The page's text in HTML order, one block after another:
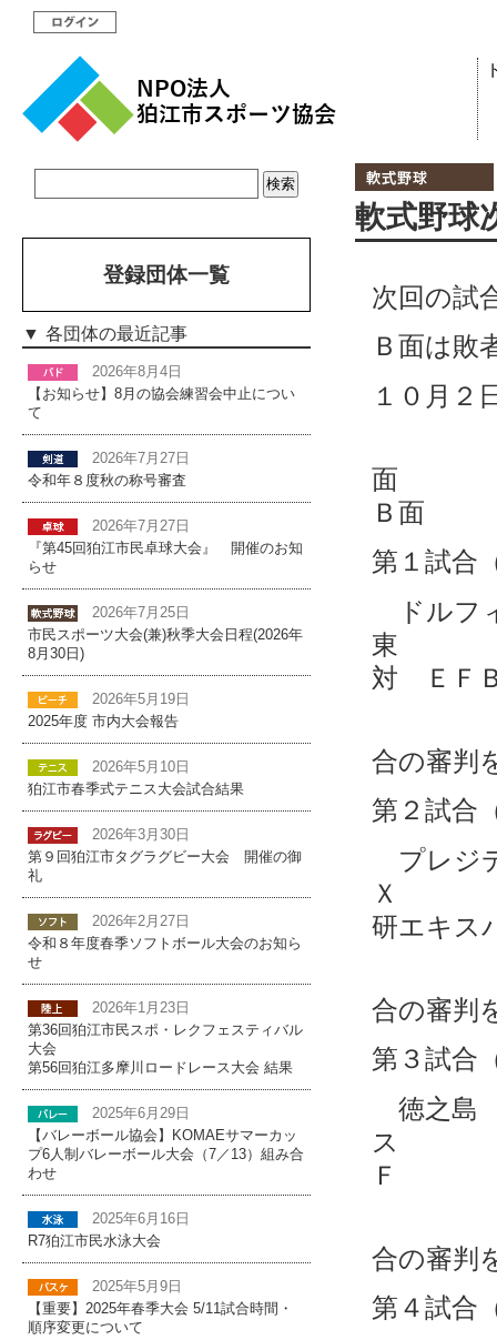
軟式野球
次回の試
Ｂ面は敗
１０月２
Ｂ面
第１試合
ド
対 ＥＦ
合の審判
第２試合
プレ
Ｘ
研エキス
合の審判
第３試合
徳
Ｆ
合の審判
第４試合
登録団体一覧
各団体の最近記事
2026年8月4日
【お知らせ】8月の協会練習会中止につい
て
2026年7月27日
令和年８度秋の称号審査
2026年7月27日
『第45回狛江市民卓球大会』 開催のお知
らせ
2026年7月25日
市民スポーツ大会(兼)秋季大会日程(2026年
8月30日)
2026年5月19日
2025年度 市内大会報告
2026年5月10日
狛江市春季式テニス大会試合結果
2026年3月30日
第９回狛江市タグラグビー大会 開催の御
礼
2026年2月27日
令和８年度春季ソフトボール大会のお知ら
せ
2026年1月23日
第36回狛江市民スポ・レクフェスティバル
大会
第56回狛江多摩川ロードレース大会 結果
2025年6月29日
【バレーボール協会】KOMAEサマーカッ
プ6人制バレーボール大会（7／13）組み合
わせ
2025年6月16日
R7狛江市民水泳大会
2025年5月9日
【重要】2025年春季大会 5/11試合時間・
順序変更について